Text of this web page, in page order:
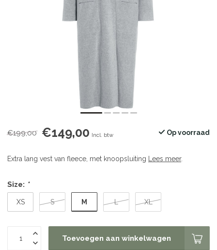
€199,00 €149,00 Incl. btw Op voorraad
Extra lang vest van fleece, met knoopsluiting Lees meer.
Size: *
XS S M L XL
Toevoegen aan winkelwagen